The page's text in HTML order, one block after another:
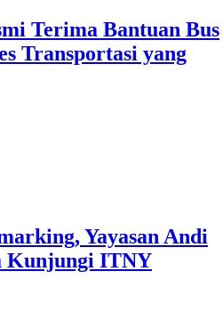
Terima Bantuan Bus
Transportasi yang
Yayasan Andi
Kunjungi ITNY